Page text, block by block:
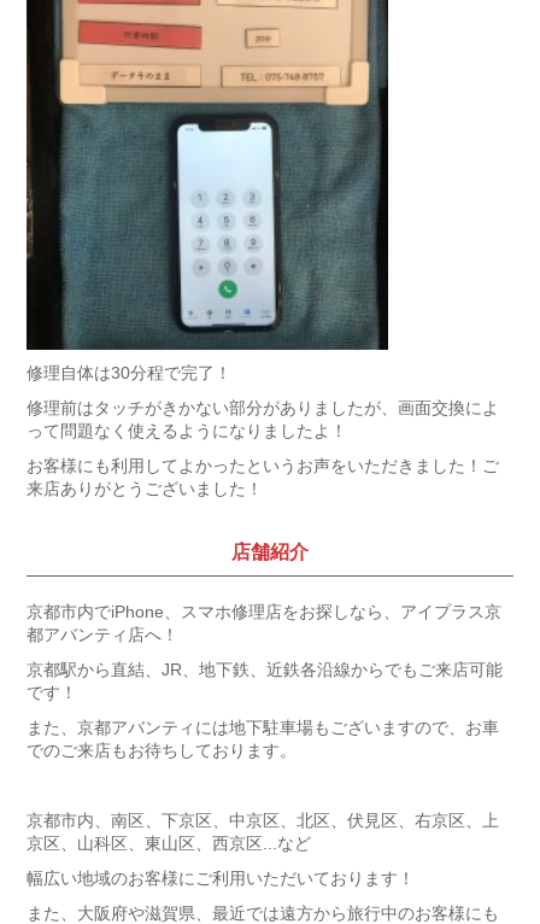
修理自体は30分程で完了！
修理前はタッチがきかない部分がありましたが、画面交換によ
って問題なく使えるようになりましたよ！
お客様にも利用してよかったというお声をいただきました！ご
来店ありがとうございました！
店舗紹介
京都市内でiPhone、スマホ修理店をお探しなら、アイプラス京
都アバンティ店へ！
京都駅から直結、JR、地下鉄、近鉄各沿線からでもご来店可能
です！
また、京都アバンティには地下駐車場もございますので、お車
でのご来店もお待ちしております。
京都市内、南区、下京区、中京区、北区、伏見区、右京区、上
京区、山科区、東山区、西京区...など
幅広い地域のお客様にご利用いただいております！
また、大阪府や滋賀県、最近では遠方から旅行中のお客様にも